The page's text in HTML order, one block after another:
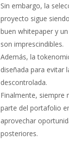
Sin embargo, la
proyecto sigue
buen whitepaper y
son imprescindibles.
Además, la
diseñada para evitar
descontrolada.
Finalmente, siempre
parte del portafolio
aprovechar
posteriores.